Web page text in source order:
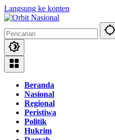
Langsung ke konten
Beranda
Nasional
Regional
Peristiwa
Politik
Hukrim